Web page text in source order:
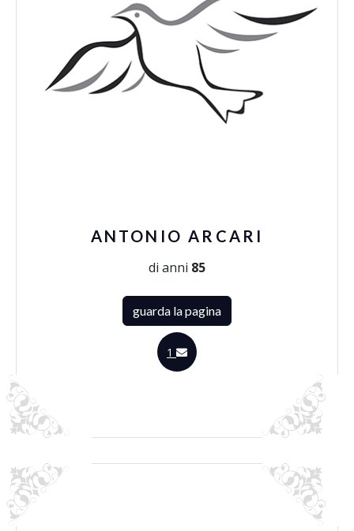
ANTONIO ARCARI
di anni 85
guarda la pagina
1